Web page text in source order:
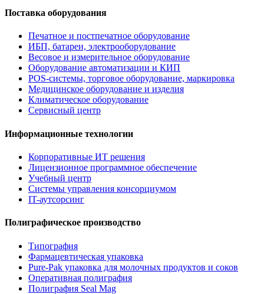
Поставка оборудования
Печатное и постпечатное оборудование
ИБП, батареи, электрооборудование
Весовое и измерительное оборудование
Оборудование автоматизации и КИП
POS-системы, торговое оборудование, маркировка
Медицинское оборудование и изделия
Климатическое оборудование
Сервисный центр
Информационные технологии
Корпоративные ИТ решения
Лицензионное программное обеспечение
Учебный центр
Системы управления консорциумом
IT-аутсорсинг
Полиграфическое производство
Типография
Фармацевтическая упаковка
Pure-Pak упаковка для молочных продуктов и соков
Оперативная полиграфия
Полиграфия Seal Mag